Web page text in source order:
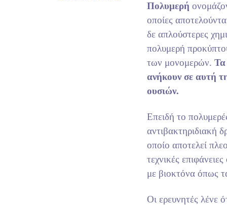
Πολυμερή
οποίες
δε απλούστερες
πολυμερή
των μονομερών. Τα
ανήκουν σε αυτή
ουσιών.
Επειδή το
αντιβακτηριδιακή
οποίο αποτελεί
τεχνικές
με βιοκτόνα όπως
Οι ερευνητές λένε